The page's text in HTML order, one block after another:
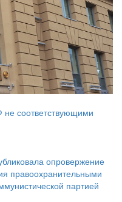
соответствующими
опровержение
правоохранительными
партией